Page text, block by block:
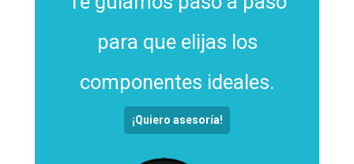
para que elijas los
componentes ideales.
¡Quiero asesoría!